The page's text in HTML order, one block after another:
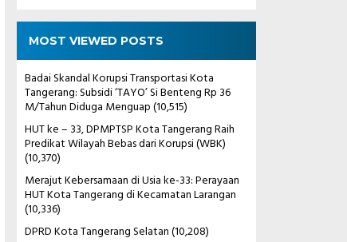
MOST VIEWED POSTS
Badai Skandal Korupsi Transportasi Kota
Tangerang: Subsidi ‘TAYO’ Si Benteng Rp 36
M/Tahun Diduga Menguap(10,515)
HUT ke – 33, DPMPTSP Kota Tangerang Raih
Predikat Wilayah Bebas dari Korupsi (WBK)
(10,370)
Merajut Kebersamaan di Usia ke-33: Perayaan
HUT Kota Tangerang di Kecamatan Larangan
(10,336)
DPRD Kota Tangerang Selatan(10,208)